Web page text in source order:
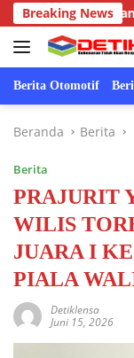
Langsung
ke
konten
Breaking News
Hunian
Berita Otomotif
Beranda Berita
Berita
PRAJURIT
WILIS
JUARA I
PIALA
Detiklensa
Juni 15, 2026